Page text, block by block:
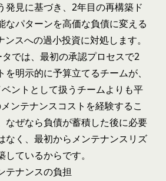
発見に基づき、2年目の再構築ド
なパターンを高価な負債に変える
スへの過小投資に対処します。
では、最初の承認プロセスで2
明示的に予算立てるチームが、
ントとして扱うチームよりも平
ンテナンスコストを経験するこ
なぜなら負債が蓄積した後に必要
なく、最初からメンテナンスリズ
ているからです。
テナンスの負担